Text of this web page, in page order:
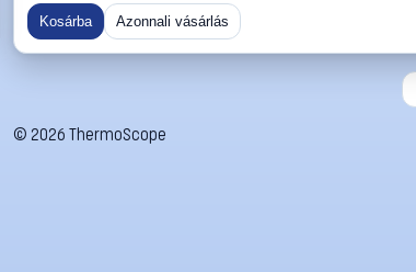
Kosárba Azonnali vásárlás
© 2026 ThermoScope